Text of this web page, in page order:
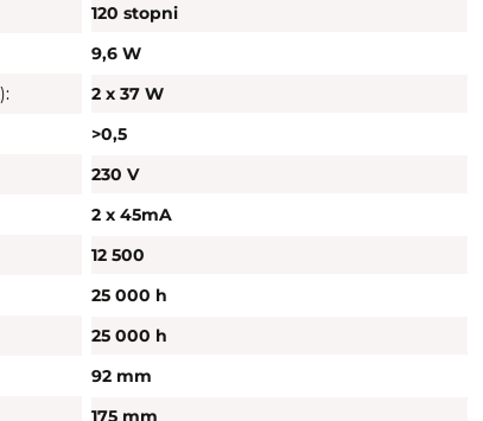
120 stopni
9,6 W
2 x 37 W
>0,5
230 V
2 x 45mA
12 500
25 000 h
25 000 h
92 mm
175 mm